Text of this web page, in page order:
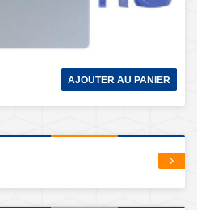
AJOUTER AU PANIER